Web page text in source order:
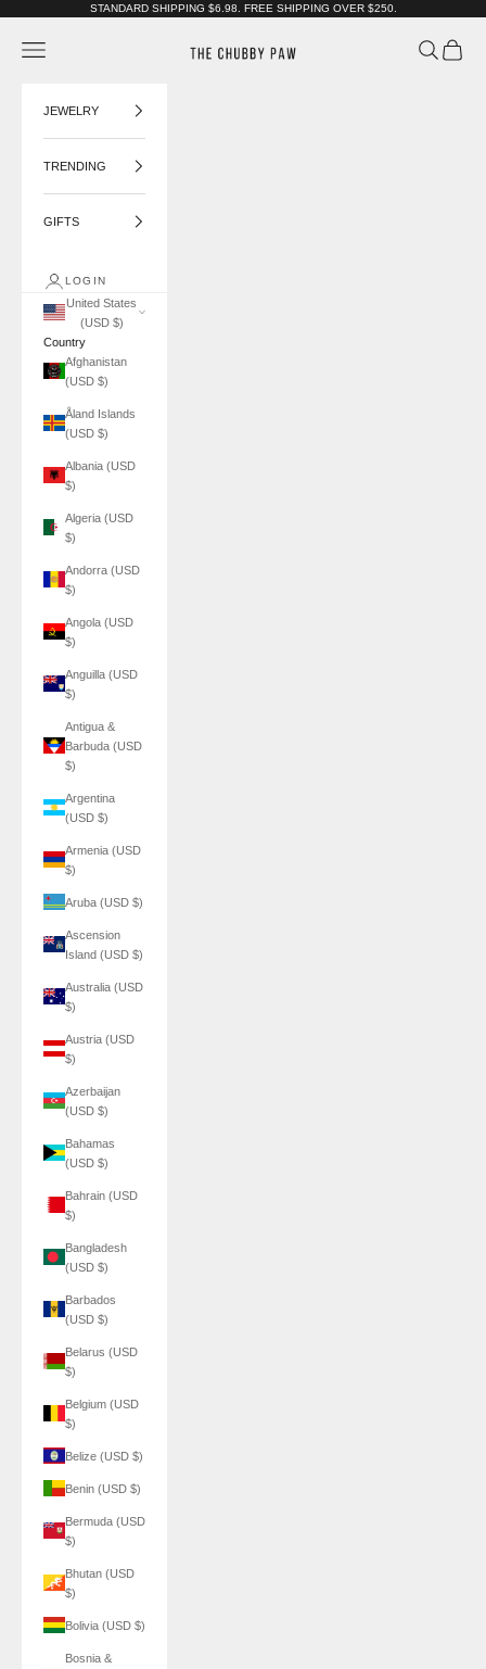
STANDARD SHIPPING $6.98. FREE SHIPPING OVER $250.
Navigation menu SearchCart
JEWELRY
TRENDING
GIFTS
LOGIN
United States
(USD $)
Country
Afghanistan
(USD $)
Åland Islands
(USD $)
Albania (USD
$)
Algeria (USD
$)
Andorra (USD
$)
Angola (USD
$)
Anguilla (USD
$)
Antigua &
Barbuda (USD
$)
Argentina
(USD $)
Armenia (USD
$)
Aruba (USD $)
Ascension
Island (USD $)
Australia (USD
$)
Austria (USD
$)
Azerbaijan
(USD $)
Bahamas
(USD $)
Bahrain (USD
$)
Bangladesh
(USD $)
Barbados
(USD $)
Belarus (USD
$)
Belgium (USD
$)
Belize (USD $)
Benin (USD $)
Bermuda (USD
$)
Bhutan (USD
$)
Bolivia (USD $)
Bosnia &